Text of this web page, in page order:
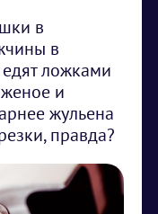
в
в
ложками
и
жульена
правда?